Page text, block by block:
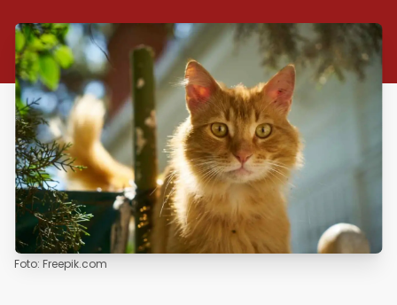
Foto: Freepik.com